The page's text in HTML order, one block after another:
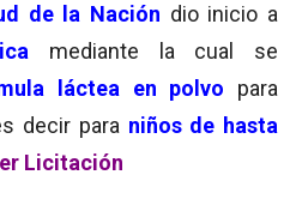
de la Nación dio inicio a
mediante la cual se
láctea en polvo para
decir para niños de hasta
Licitación